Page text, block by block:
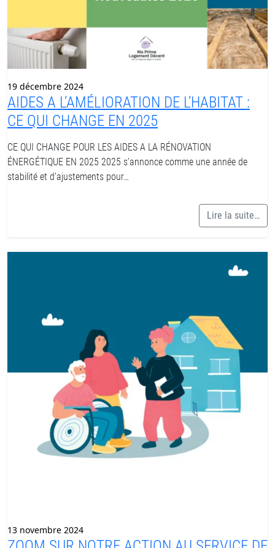
19 décembre 2024
AIDES A L’AMÉLIORATION DE L’HABITAT :
CE QUI CHANGE EN 2025
CE QUI CHANGE POUR LES AIDES A LA RÉNOVATION
ÉNERGÉTIQUE EN 2025 2025 s’annonce comme une année de
stabilité et d’ajustements pour…
Lire la suite…
13 novembre 2024